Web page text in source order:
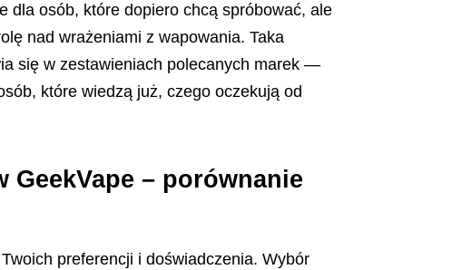
dla osób, które dopiero chcą spróbować, ale
nad wrażeniami z wapowania. Taka
się w zestawieniach polecanych marek —
które wiedzą już, czego oczekują od
– porównanie
preferencji i doświadczenia. Wybór